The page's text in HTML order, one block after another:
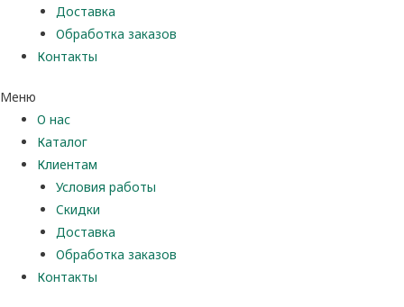
Доставка
Обработка заказов
Контакты
Меню
О нас
Каталог
Клиентам
Условия работы
Скидки
Доставка
Обработка заказов
Контакты